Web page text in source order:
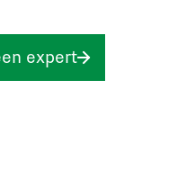
expert